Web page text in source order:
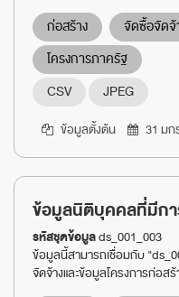
ก่อสร้าง จัดซื้อจัดจ้
โครงการภาครัฐ
CSV
JPEG
ข้อมูลตั้งต้น 31 มก
ข้อมูลนิติบุคคลที่มีกา
รหัสชุดข้อมูลds_001_003
ข้อมูลนี้สามารถเชื่อมกับ
จัดจ้างและข้อมูลโครงการก่อส